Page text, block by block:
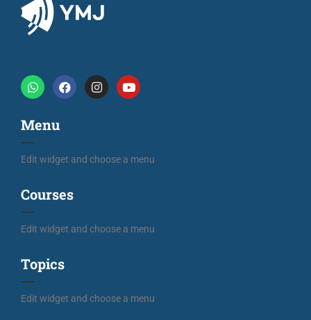
Menu
Edit widget and choose a menu
Courses
Edit widget and choose a menu
Topics
Edit widget and choose a menu